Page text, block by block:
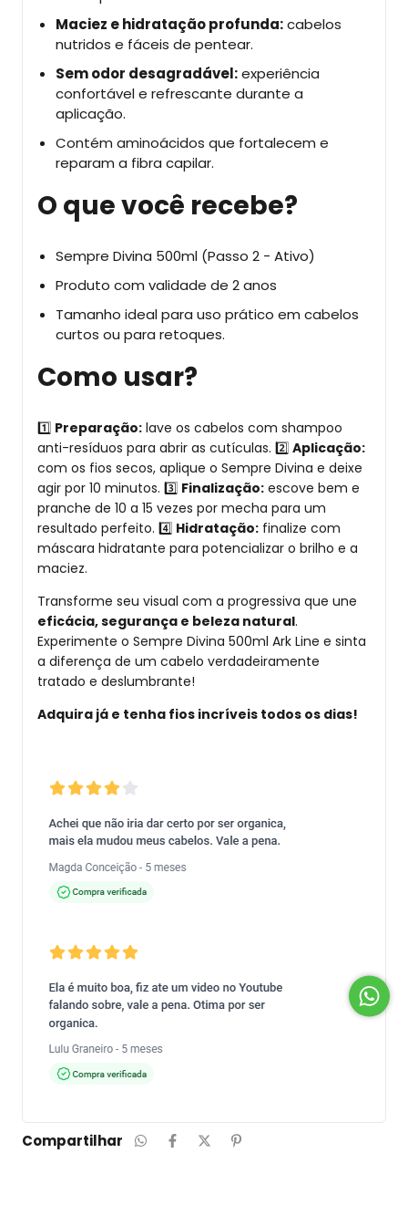
Maciez e hidratação profunda:cabelos
nutridos e fáceis de pentear.
Sem odor desagradável:experiência
confortável e refrescante durante a
aplicação.
Contém aminoácidos que fortalecem e
reparam a fibra capilar.
O que você recebe?
Sempre Divina 500ml (Passo 2 - Ativo)
Produto com validade de 2 anos
Tamanho ideal para uso prático em cabelos
curtos ou para retoques.
Como usar?
1️⃣ Preparação: lave os cabelos com shampoo
anti-resíduos para abrir as cutículas. 2️⃣ Aplicação:
com os fios secos, aplique o Sempre Divina e deixe
agir por 10 minutos. 3️⃣ Finalização: escove bem e
pranche de 10 a 15 vezes por mecha para um
resultado perfeito. 4️⃣ Hidratação: finalize com
máscara hidratante para potencializar o brilho e a
maciez.
Transforme seu visual com a progressiva que une
eficácia, segurança e beleza natural.
Experimente o Sempre Divina 500ml Ark Line e sinta
a diferença de um cabelo verdadeiramente
tratado e deslumbrante!
Adquira já e tenha fios incríveis todos os dias!
Compartilhar